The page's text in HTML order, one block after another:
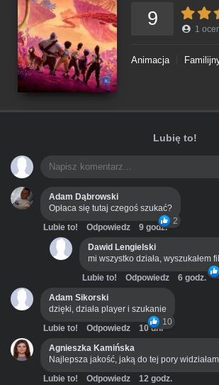
9 1
Animacja
Lubię to!
Adam Dąbrowski
Opłaca się tutaj czegoś szukać?
2
Lubie to! Odpowiedz
9 godz.
Dawid Lengielski
mi wszystko działa, wyszukałem
Lubie to! Odpowiedz
6 godz.
Adam Sikorski
dzięki, działa player i szukanie
10
Lubie to! Odpowiedz
10 dni
Agnieszka Kamińska
Najlepsza jakość, jaką do tej pory
Lubie to! Odpowiedz
12 godz.